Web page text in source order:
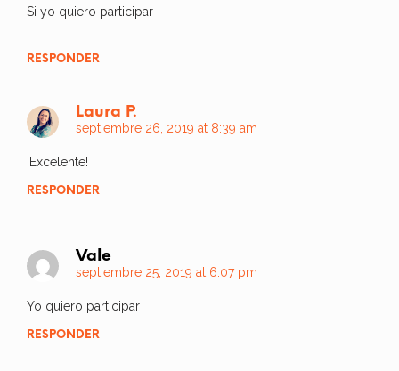
Si yo quiero participar
RESPONDER
Laura P.
septiembre 26, 2019 at 8:39 am
¡Excelente!
RESPONDER
Vale
septiembre 25, 2019 at 6:07 pm
Yo quiero participar
RESPONDER